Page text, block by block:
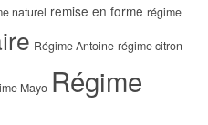
naturel remise en forme régime
Régime Antoine régime citron
Mayo Régime